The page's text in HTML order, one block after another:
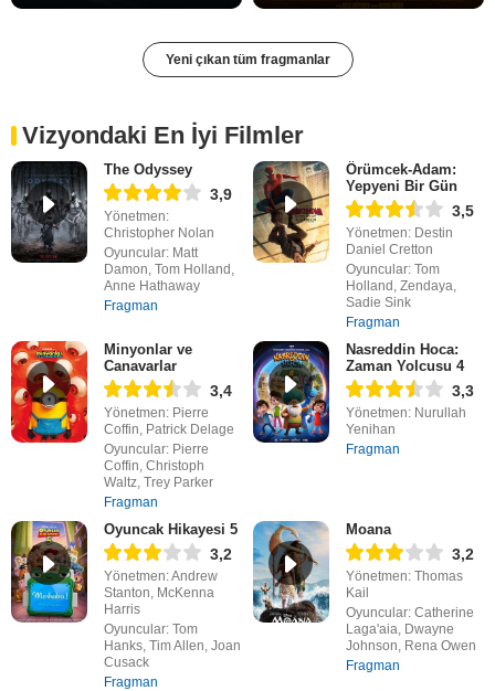
Yeni çıkan tüm fragmanlar
Vizyondaki En İyi Filmler
The Odyssey
3,9
Yönetmen:
Christopher Nolan
Oyuncular: Matt
Damon, Tom Holland,
Anne Hathaway
Fragman
Örümcek-Adam:
Yepyeni Bir Gün
3,5
Yönetmen: Destin
Daniel Cretton
Oyuncular: Tom
Holland, Zendaya,
Sadie Sink
Fragman
Minyonlar ve
Canavarlar
3,4
Yönetmen: Pierre
Coffin, Patrick Delage
Oyuncular: Pierre
Coffin, Christoph
Waltz, Trey Parker
Fragman
Nasreddin Hoca:
Zaman Yolcusu 4
3,3
Yönetmen: Nurullah
Yenihan
Fragman
Oyuncak Hikayesi 5
3,2
Yönetmen: Andrew
Stanton, McKenna
Harris
Oyuncular: Tom
Hanks, Tim Allen, Joan
Cusack
Fragman
Moana
3,2
Yönetmen: Thomas
Kail
Oyuncular: Catherine
Laga'aia, Dwayne
Johnson, Rena Owen
Fragman